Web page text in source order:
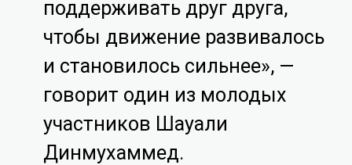
поддерживать друг друга,
чтобы движение развивалось
и становилось сильнее», —
говорит один из молодых
участников Шауали
Динмухаммед.